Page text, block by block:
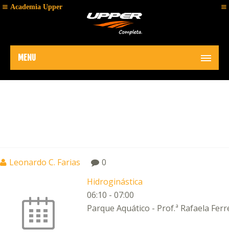
MENU
02
Leonardo C. Farias
0
Hidroginástica
06:10 - 07:00
Parque Aquático - Prof.ª Rafaela
Academia Upper